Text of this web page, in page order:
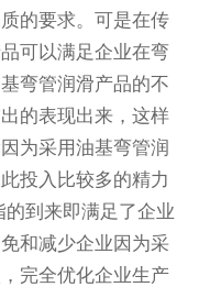
的要求。可是在传
可以满足企业在弯
弯管润滑产品的不
的表现出来，这样
为采用油基弯管润
投入比较多的精力
到来即满足了企业
和减少企业因为采
完全优化企业生产